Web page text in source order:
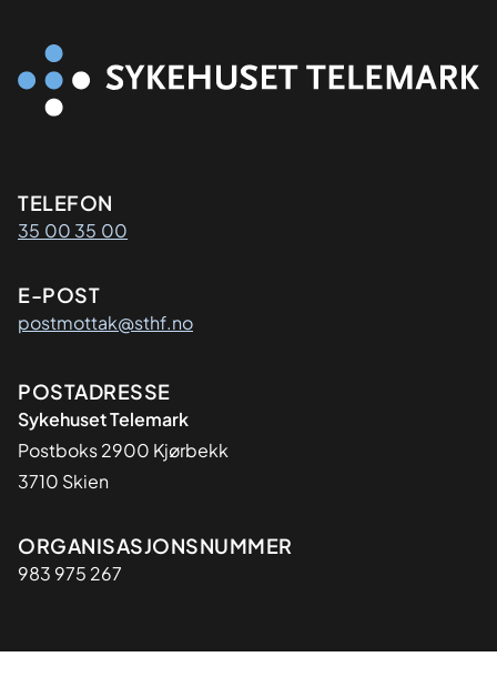
Kontaktinformasjon
TELEFON
35 00 35 00
E-POST
postmottak@sthf.no
Adresse
POSTADRESSE
Sykehuset Telemark
Postboks 2900 Kjørbekk
3710 Skien
Organisasjon
ORGANISASJONSNUMMER
983 975 267